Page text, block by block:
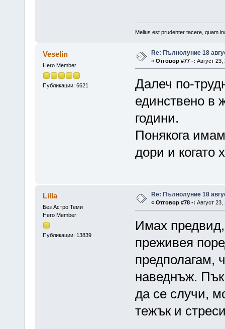
Melius est prudenter tacere, quam
Veselin
Hero Member
Публикации: 6621
Re: Пълнолуние 18
« Отговор #77 -: Август
Далеч по-
единствено в
години.
Понякога
дори и когато
Lilla
Без Астро Теми
Hero Member
Публикации: 13839
Re: Пълнолуние 18
« Отговор #78 -: Август
Имах
преживея
предполагам,
наведнъж.
да се случи,
тежък и